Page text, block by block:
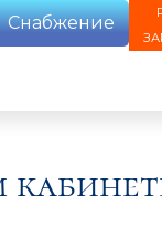
Снабжение